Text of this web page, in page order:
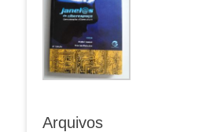
Arquivos